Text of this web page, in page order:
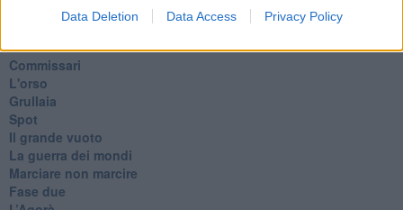
Data Deletion Data Access Privacy Policy
Non lo so
Valdera
Commissari
L'orso
Grullaia
Spot
​Il grande vuoto
​La guerra dei mondi
Marciare non marcire
Fase due